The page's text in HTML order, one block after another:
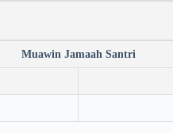
Muawin Jamaah Santri